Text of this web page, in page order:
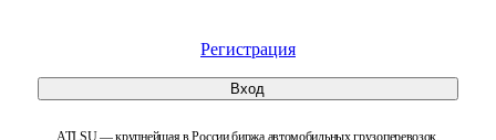
Регистрация
Вход
ATI.SU — крупнейшая в России биржа автомобильных грузоперевозок.